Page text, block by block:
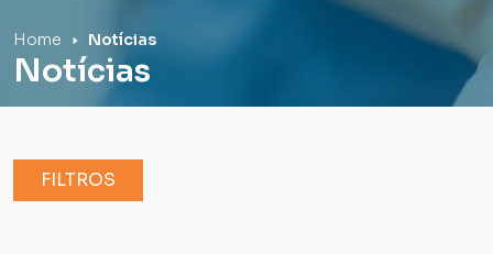
Home Notícias
Notícias
FILTROS